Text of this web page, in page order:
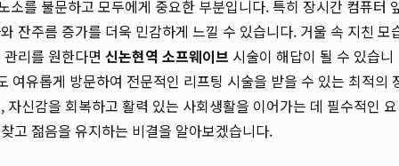
를 불문하고 모두에게 중요한 부분입니다. 특히 장시간 컴퓨터
잔주름 증가를 더욱 민감하게 느낄 수 있습니다. 거울 속 지친 모
리를 원한다면 신논현역 소프웨이브 시술이 해답이 될 수 있습니
여유롭게 방문하여 전문적인 리프팅 시술을 받을 수 있는 최적의
신감을 회복하고 활력 있는 사회생활을 이어가는 데 필수적인 요
고 젊음을 유지하는 비결을 알아보겠습니다.